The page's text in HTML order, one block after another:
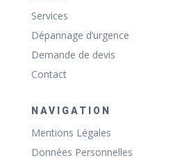
Services
Dépannage d’urgence
Demande de devis
Contact
NAVIGATION
Mentions Légales
Données Personnelles